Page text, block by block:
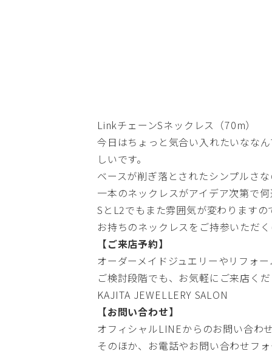
LinkチェーンSネックレス（70m）
今日はちょっと気合い入れたいなな
しいです。
ベースが削ぎ落とされたシンプルさ
一本のネックレスがアイデア次第で
SとL2でもまた雰囲気が変わりますの
お持ちのネックレスをご持参いただ
【ご来店予約】
オーダーメイドジュエリーやリフォ
ご検討段階でも、お気軽にご来店く
KAJITA JEWELLERY SALON
【お問い合わせ】
オフィシャルLINEからのお問い合わ
そのほか、お電話やお問い合わせフ